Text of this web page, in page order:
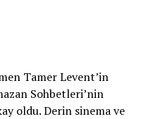
Tamer Levent’in
Sohbetleri’nin
oldu. Derin sinema ve